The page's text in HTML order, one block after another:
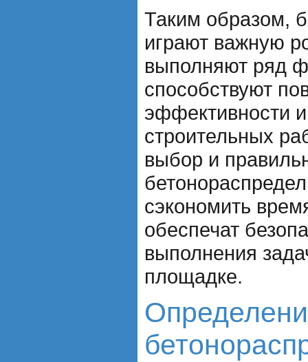
Таким образом,
играют важную
выполняют ряд
способствуют
эффективности
строительных
выбор и
сэкономить
обеспечат
выполнения
площадке.